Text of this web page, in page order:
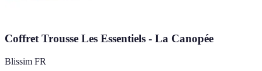
Coffret Trousse Les Essentiels - La Canopée
Blissim FR